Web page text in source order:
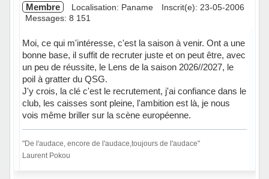
Membre Localisation: Paname
Inscrit(e): 23-05-2006
Messages: 8 151
Moi, ce qui m'intéresse, c'est la saison à venir. Ont a une
bonne base, il suffit de recruter juste et on peut être, avec
un peu de réussite, le Lens de la saison 2026//2027, le
poil à gratter du QSG.
J'y crois, la clé c'est le recrutement, j'ai confiance dans le
club, les caisses sont pleine, l'ambition est là, je nous
vois même briller sur la scène européenne.
"De l'audace, encore de l'audace,toujours de l'audace"
Laurent Pokou